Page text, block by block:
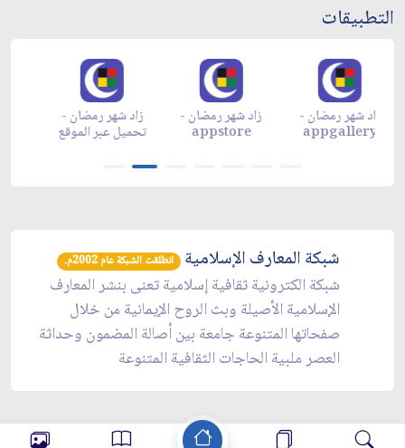
التطبيقات
زاد شهر رمضان -
تحميل عبر الموقع
زاد شهر رمضان -
appstore
زاد شهر رمضان -
appgallery
شبكة المعارف الإسلامية انطلقت الشبكة عام 2002م.
شبكة الكترونية ثقافية إسلامية تعنى بنشر المعارف
الإسلامية الأصيلة وبث الروح الإيمانية من خلال
صفحاتها المتنوعة جامعة بين أصالة المضمون وحداثة
العصر ملبية الحاجات الثقافية المتنوعة